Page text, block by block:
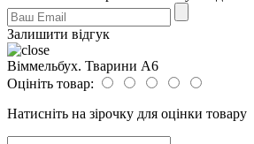
Залишити відгук
Віммельбух. Тварини А6
Оцініть товар:
Натисніть на зірочку для оцінки товару